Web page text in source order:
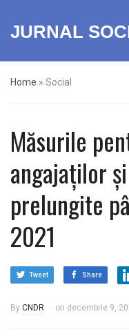
JURNAL
Home » Social
Măsurile
angajaților
prelungite
2021
Tweet Share
By CNDR on decembrie 9,